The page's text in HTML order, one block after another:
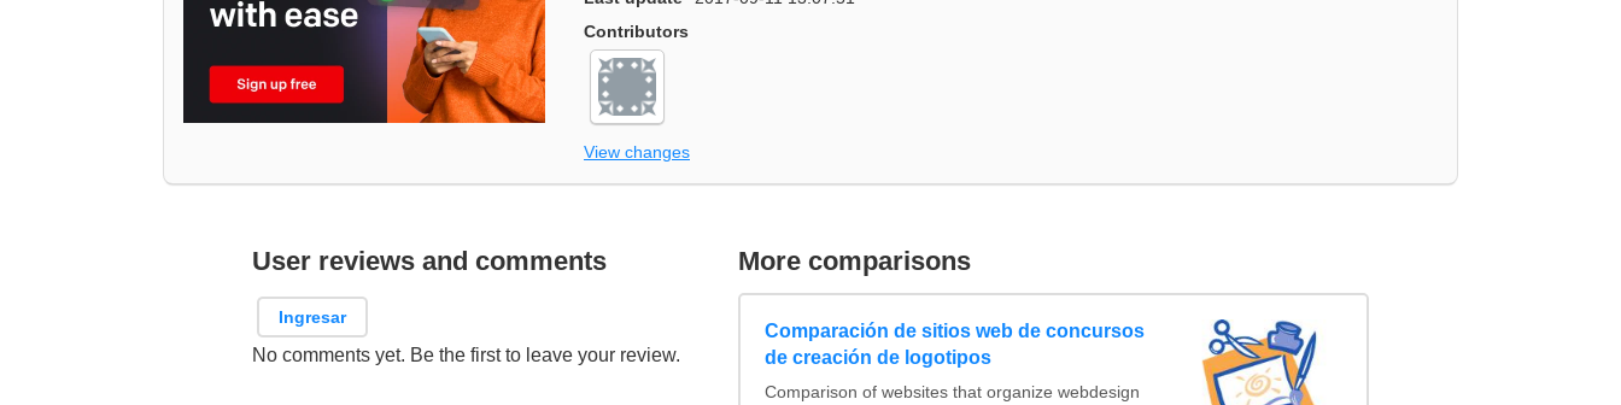
Contributors
View changes
User reviews and comments
Ingresar
No comments yet. Be the first to leave your review.
More comparisons
Comparación de sitios web de concursos
de creación de logotipos
Comparison of websites that organize webdesign